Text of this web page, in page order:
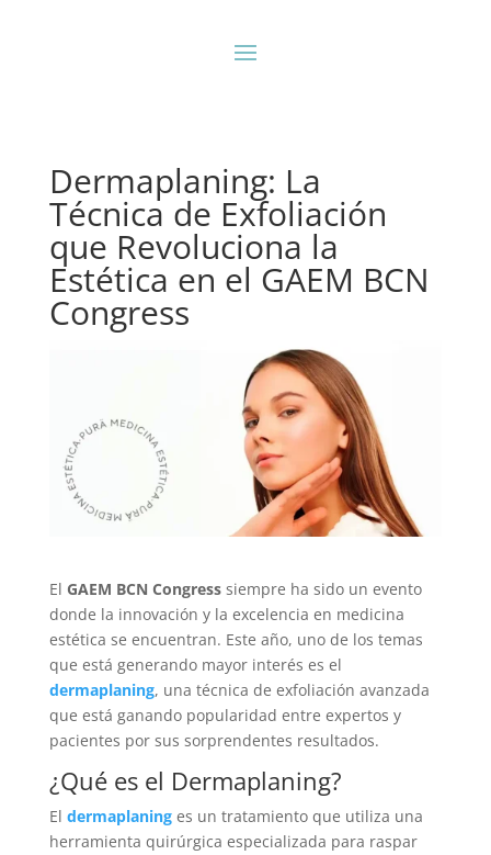
Dermaplaning: La
Técnica de Exfoliación
que Revoluciona la
Estética en el GAEM BCN
Congress
El GAEM BCN Congresssiempre ha sido un evento
donde la innovación y la excelencia en medicina
estética se encuentran. Este año, uno de los temas
que está generando mayor interés es el
dermaplaning, una técnica de exfoliación avanzada
que está ganando popularidad entre expertos y
pacientes por sus sorprendentes resultados.
¿Qué es el Dermaplaning?
El dermaplaninges un tratamiento que utiliza una
herramienta quirúrgica especializada para raspar